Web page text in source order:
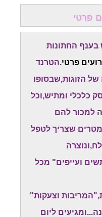
פרטי
החתונות
פרטי.הטרנד
הזוגות,שבסופו
כלכלי ומתיש,וכל
למכור להם
שצריך לטפל
ועייפים" מכל
וצעקות"
ליום